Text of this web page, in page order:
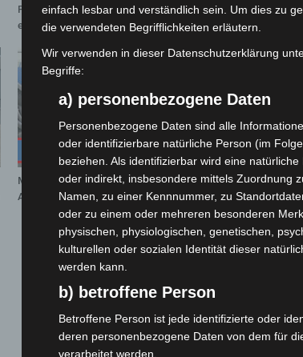
Population in Niedersachsen
entdeckt
Neuwarmbüchen
eingedämmt
Mann läuft mit Hockeyschläger über
A7 – Polizei sucht Zeugen
Hannover: Polizei
Großkontrolle
einfach lesbar und verständlich sein. Um dies zu
die verwendeten Begrifflichkeiten erläutern.
Wir verwenden in dieser Datenschutzerklärung
Begriffe:
a) personenbezogene Daten
Personenbezogene Daten sind alle
oder identifizierbare natürliche Person (im
beziehen. Als identifizierbar wird eine
oder indirekt, insbesondere mittels Zuordnung
Namen, zu einer Kennnummer, zu
oder zu einem oder mehreren besonderen
physischen, physiologischen, genetischen,
kulturellen oder sozialen Identität dieser
werden kann.
b) betroffene Person
Betroffene Person ist jede identifizierte oder
deren personenbezogene Daten von dem für
verarbeitet werden.